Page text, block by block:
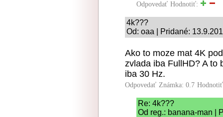
Odpovedať Hodnotiť:
4k???
Od: oaa | Pridané:
Ako to moze mat 4K
zvlada iba FullHD? A to
iba 30 Hz.
Odpovedať Známka: 0.7
Re: 4k???
Od reg.: banana-man |